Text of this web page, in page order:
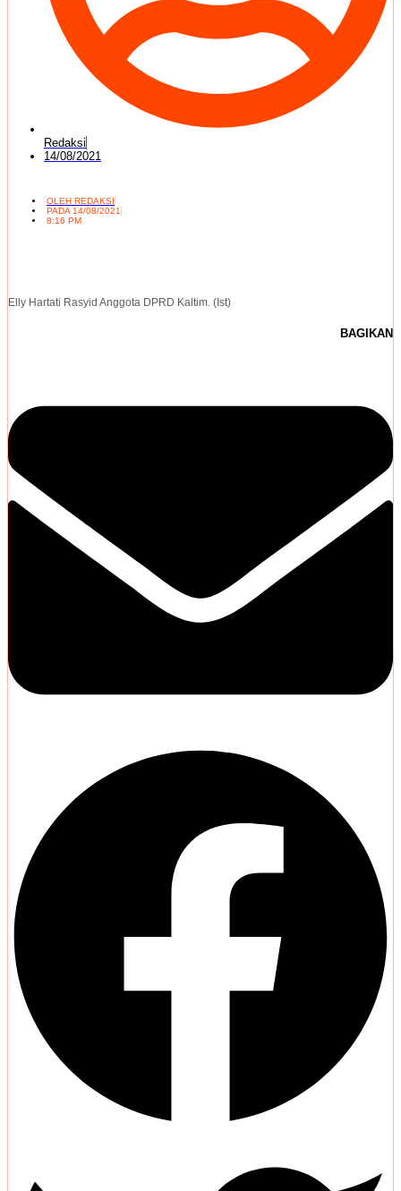
Redaksi
14/08/2021
OLEH REDAKSI
PADA14/08/2021
8:16 PM
Elly Hartati Rasyid Anggota DPRD Kaltim. (Ist)
BAGIKAN